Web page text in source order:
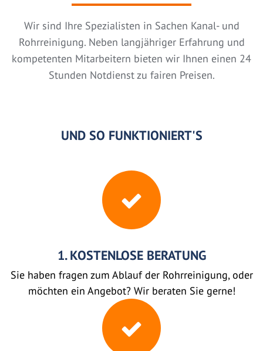
Wir sind Ihre Spezialisten in Sachen Kanal- und
Rohrreinigung. Neben langjähriger Erfahrung und
kompetenten Mitarbeitern bieten wir Ihnen einen 24
Stunden Notdienst zu fairen Preisen.
UND SO FUNKTIONIERT'S
1. KOSTENLOSE BERATUNG
Sie haben fragen zum Ablauf der Rohrreinigung, oder
möchten ein Angebot? Wir beraten Sie gerne!